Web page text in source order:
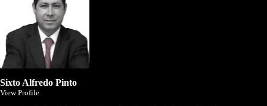
Sixto Alfredo Pinto
View Profile